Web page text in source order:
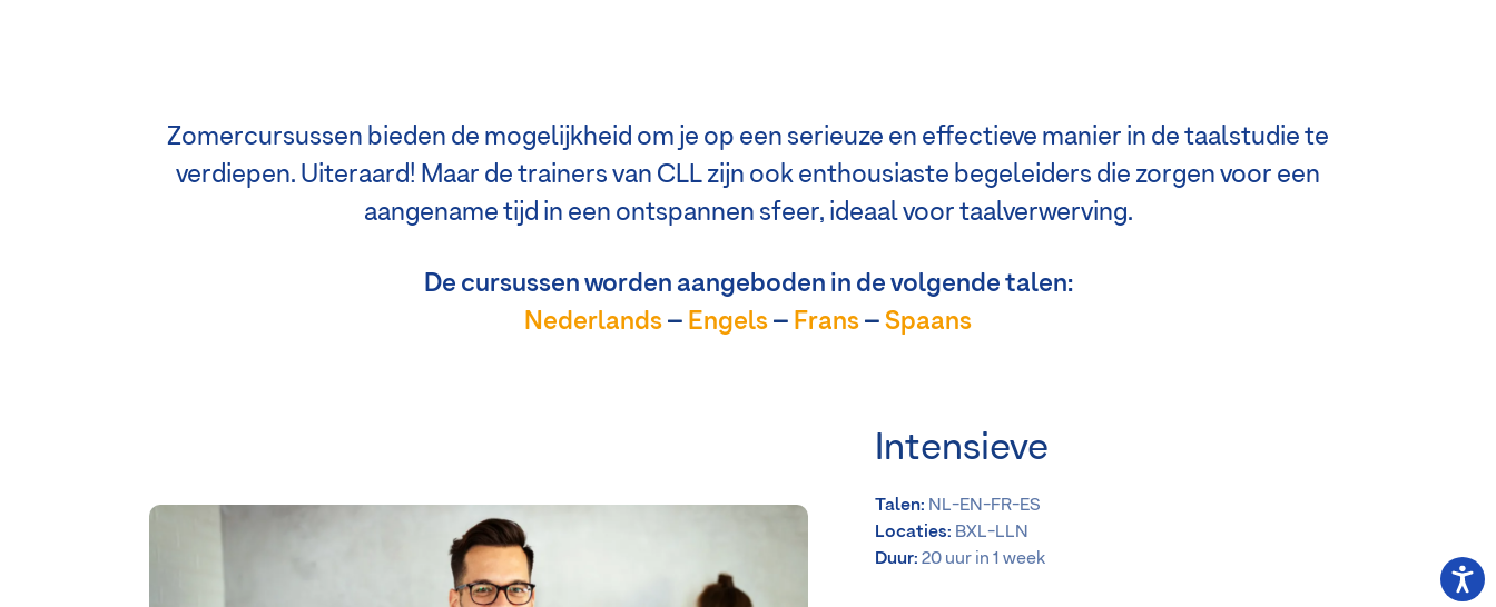
Zomercursussen bieden de mogelijkheid om je op een serieuze en effectieve manier in de taalstudie te
verdiepen. Uiteraard! Maar de trainers van CLL zijn ook enthousiaste begeleiders die zorgen voor een
aangename tijd in een ontspannen sfeer, ideaal voor taalverwerving.
De cursussen worden aangeboden in de volgende talen:
Nederlands – Engels – Frans – Spaans
Intensieve
Talen: NL-EN-FR-ES
Locaties: BXL-LLN
Duur: 20 uur in 1 week